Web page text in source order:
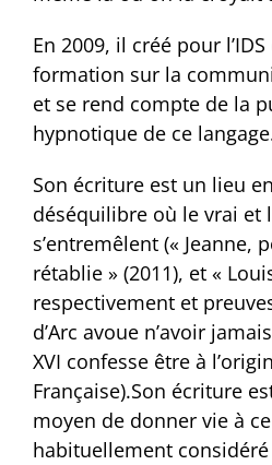
En 2009, il créé pour
formation sur la
et se rend compte de la
hypnotique de ce
Son écriture est un lieu
déséquilibre où le vrai et
s’entremêlent (« Jeanne,
rétablie » (2011), et «
respectivement et
d’Arc avoue n’avoir
XVI confesse être à
Française).Son écriture
moyen de donner vie à
habituellement